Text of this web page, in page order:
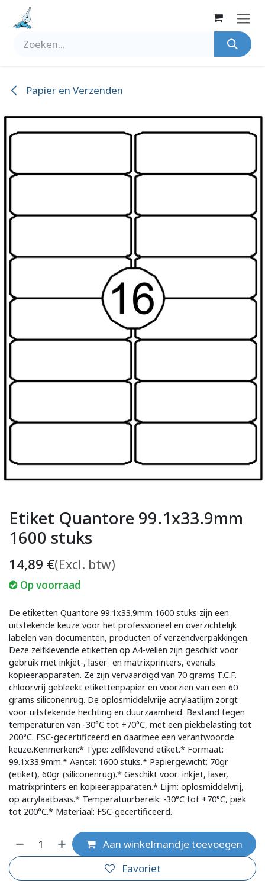
Overslaan naar inhoud
Papier en Verzenden
Etiket Quantore 99.1x33.9mm
1600 stuks
14,89 €(Excl. btw)
Op voorraad
De etiketten Quantore 99.1x33.9mm 1600 stuks zijn een
uitstekende keuze voor het professioneel en overzichtelijk
labelen van documenten, producten of verzendverpakkingen.
Deze zelfklevende etiketten op A4-vellen zijn geschikt voor
gebruik met inkjet-, laser- en matrixprinters, evenals
kopieerapparaten. Ze zijn vervaardigd van 70 grams T.C.F.
chloorvrij gebleekt etikettenpapier en voorzien van een 60
grams siliconenrug. De oplosmiddelvrije acrylaatlijm zorgt
voor uitstekende hechting en duurzaamheid. Bestand tegen
temperaturen van -30°C tot +70°C, met een piekbelasting tot
200°C. FSC-gecertificeerd en daarmee een verantwoorde
keuze.Kenmerken:* Type: zelfklevend etiket.* Formaat:
99.1x33.9mm.* Aantal: 1600 stuks.* Papiergewicht: 70gr
(etiket), 60gr (siliconenrug).* Geschikt voor: inkjet, laser,
matrixprinters en kopieerapparaten.* Lijm: oplosmiddelvrij,
op acrylaatbasis.* Temperatuurbereik: -30°C tot +70°C, piek
tot 200°C.* Materiaal: FSC-gecertificeerd.
Aan winkelmandje toevoegen
Favoriet